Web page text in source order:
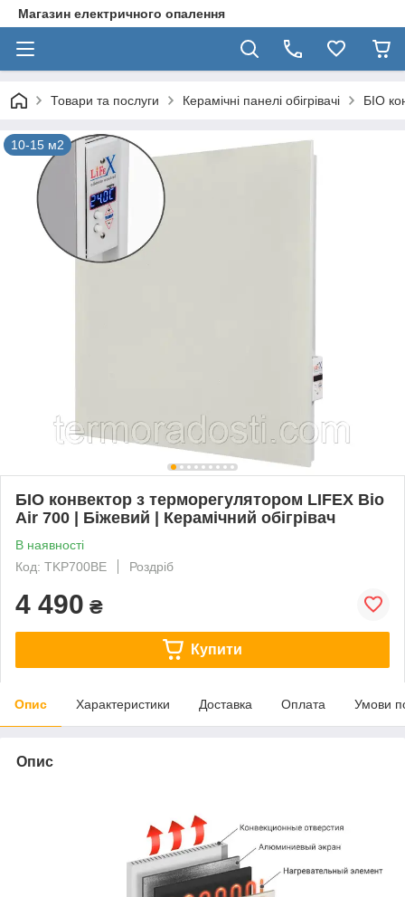
Магазин електричного опалення
Товари та послуги Керамічні панелі обігрівачі БІО
10-15 м2
БІО конвектор з терморегулятором LIFEX Bio
Air 700 | Біжевий | Керамічний обігрівач
В наявності
Код: TKP700BE
Роздріб
4 490 ₴
Купити
Опис Характеристики Доставка Оплата Умови
Опис